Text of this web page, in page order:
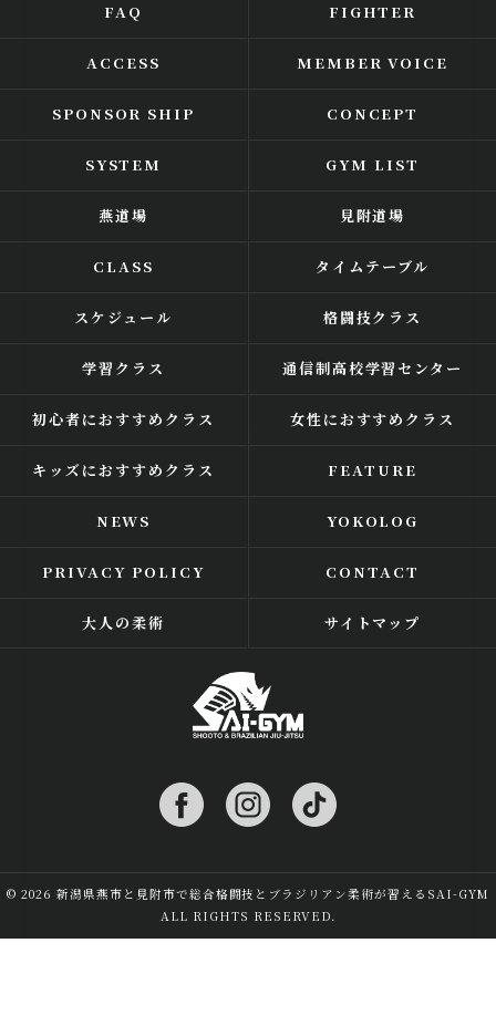
FAQ FIGHTER
ACCESS MEMBER VOICE
SPONSOR SHIP CONCEPT
SYSTEM GYM LIST
燕道場 見附道場
CLASS タイムテーブル
スケジュール 格闘技クラス
学習クラス 通信制高校学習センター
初心者におすすめクラス 女性におすすめクラス
キッズにおすすめクラス FEATURE
NEWS YOKOLOG
PRIVACY POLICY CONTACT
大人の柔術 サイトマップ
© 2026 新潟県燕市と見附市で総合格闘技とブラジリアン柔術が習えるSAI-GYM
ALL RIGHTS RESERVED.